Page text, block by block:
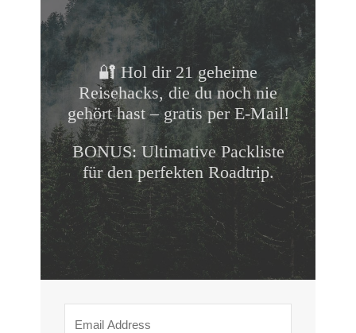
🔐 Hol dir 21 geheime
Reisehacks, die du noch nie
gehört hast – gratis per E-Mail!
BONUS: Ultimative Packliste
für den perfekten Roadtrip.